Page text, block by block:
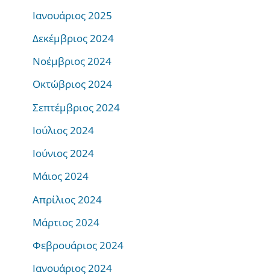
Ιανουάριος 2025
Δεκέμβριος 2024
Νοέμβριος 2024
Οκτώβριος 2024
Σεπτέμβριος 2024
Ιούλιος 2024
Ιούνιος 2024
Μάιος 2024
Απρίλιος 2024
Μάρτιος 2024
Φεβρουάριος 2024
Ιανουάριος 2024